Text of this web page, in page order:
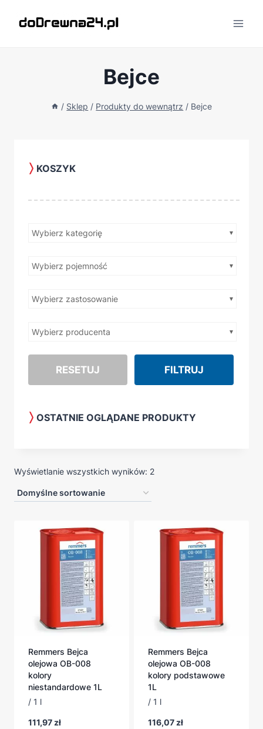
Bejce
/ Sklep / Produkty do wewnątrz / Bejce
Wyświetlanie wszystkich wyników: 2
Remmers Bejca
olejowa OB-008
kolory
niestandardowe 1L
/ 1 l
111,97 zł
Remmers Bejca
olejowa OB-008
kolory podstawowe
1L
/ 1 l
116,07 zł
KOSZYK
Wybierz kategorię
Wybierz pojemność
Wybierz zastosowanie
Wybierz producenta
FILTRUJ
RESETUJ
OSTATNIE OGLĄDANE PRODUKTY